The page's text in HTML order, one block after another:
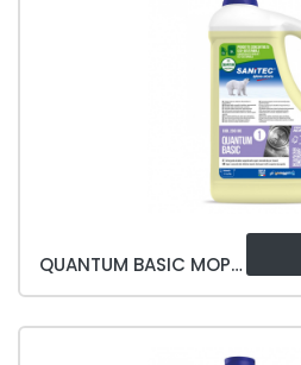
QUANTUM BASIC MOP WASHING